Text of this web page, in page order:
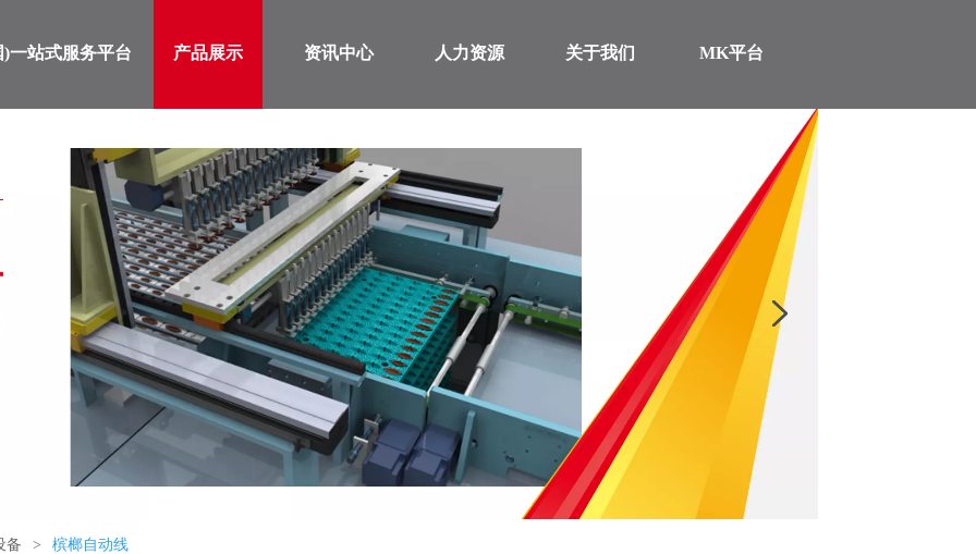
一站式服务平台 产品展示 资讯中心 人力资源 关于我们 MK平台
备 > 槟榔自动线